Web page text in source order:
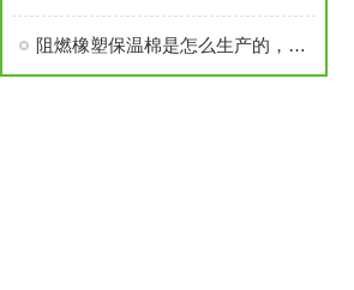
阻燃橡塑保温棉是怎么生产的，对人体有害吗？